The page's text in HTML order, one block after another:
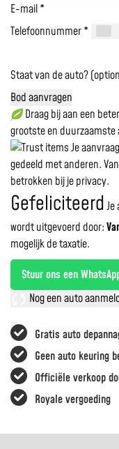
Gratis auto
Geen auto keuring
Officiële verkoop
Royale vergoeding
E-mail *
Telefoonnummer *
Staat van de auto?
Bod aanvragen
Draag bij aan een
grootste en
Je
gedeeld met anderen.
betrokken bij je privacy.
GefeliciteerdJe
wordt uitgevoerd door:
mogelijk de taxatie.
Stuur ons een
Nog een auto